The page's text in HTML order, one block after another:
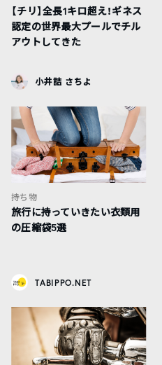
【チリ】全長1キロ超え！ギネス
認定の世界最大プールでチル
アウトしてきた
小井詰 さちよ
持ち物
旅行に持っていきたい衣類用
の圧縮袋5選
TABIPPO.NET